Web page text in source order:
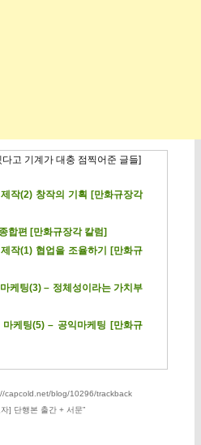
고 기계가 대충 점찍어준 글들]
작(2) 창작의 기획 [만화규장각
합편 [만화규장각 칼럼]
작(1) 협업을 조율하기 [만화규
케팅(3) – 정체성이라는 가치부
케팅(5) – 공익마케팅 [만화규
capcold.net/blog/10296/trackback
] 단행본 출간 + 서문”